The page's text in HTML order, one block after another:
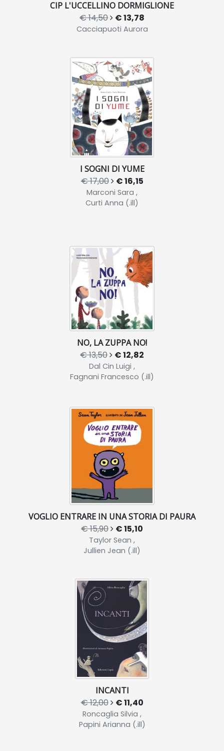
CIP L'UCCELLINO DORMIGLIONE
€ 14,50 € 13,78
Cacciapuoti Aurora
I SOGNI DI YUME
€ 17,00 € 16,15
Marconi Sara ,
Curti Anna (.ill)
NO, LA ZUPPA NO!
€ 13,50 € 12,82
Dal Cin Luigi ,
Fagnani Francesco (.ill)
VOGLIO ENTRARE IN UNA STORIA DI PAURA
€ 15,90 € 15,10
Taylor Sean ,
Jullien Jean (.ill)
INCANTI
€ 12,00 € 11,40
Roncaglia Silvia ,
Papini Arianna (.ill)